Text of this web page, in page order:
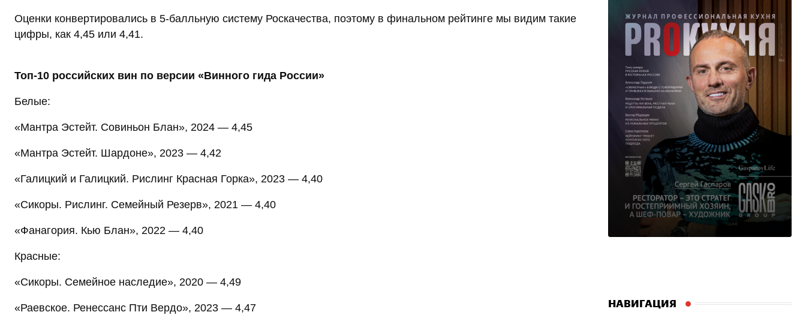
Оценки конвертировались в 5-балльную систему Роскачества, поэтому в финальном рейтинге мы видим такие
цифры, как 4,45 или 4,41.
Топ-10 российских вин по версии «Винного гида России»
Белые:
«Мантра Эстейт. Совиньон Блан», 2024 — 4,45
«Мантра Эстейт. Шардоне», 2023 — 4,42
«Галицкий и Галицкий. Рислинг Красная Горка», 2023 — 4,40
«Сикоры. Рислинг. Семейный Резерв», 2021 — 4,40
«Фанагория. Кью Блан», 2022 — 4,40
Красные:
«Сикоры. Семейное наследие», 2020 — 4,49
«Раевское. Ренессанс Пти Вердо», 2023 — 4,47 НАВИГАЦИЯ